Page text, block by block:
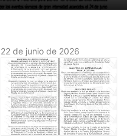
22 de junio de 2026